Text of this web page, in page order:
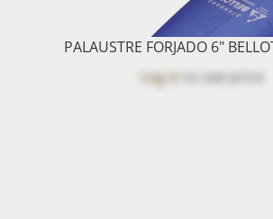
PALAUSTRE FORJADO 6"
Log into see price